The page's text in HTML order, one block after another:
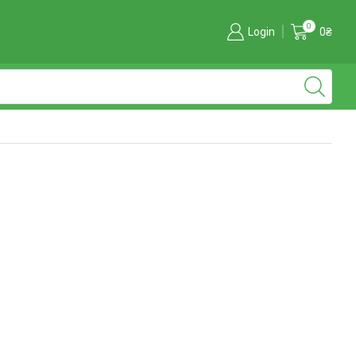
Login 0 0₴